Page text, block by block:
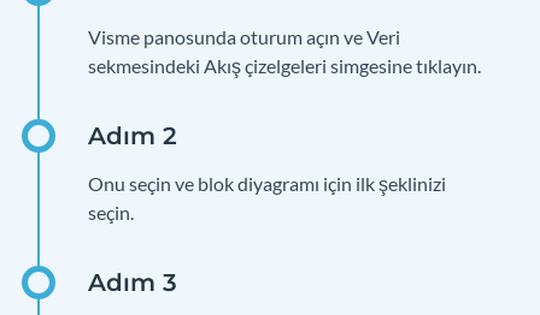
Visme panosunda oturum açın ve Veri
sekmesindeki Akış çizelgeleri simgesine tıklayın.
Onu seçin ve blok diyagramı için ilk şeklinizi
seçin.